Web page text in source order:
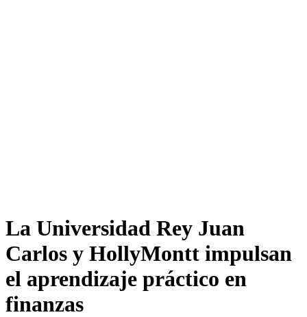
La Universidad Rey Juan
Carlos y HollyMontt impulsan
el aprendizaje práctico en
finanzas